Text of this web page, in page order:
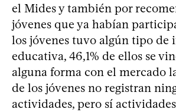
el Mides y también por
jóvenes que ya habían
los jóvenes tuvo algún tipo de
educativa, 46,1% de ellos se
alguna forma con el mercado
de los jóvenes no registran
actividades, pero sí actividades